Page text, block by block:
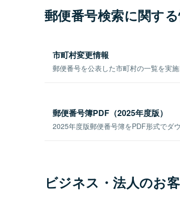
郵便番号検索に関す
市町村変更情報
郵便番号を公表した市町村の一覧を実
郵便番号簿PDF（2025年度版）
2025年度版郵便番号簿をPDF形式でダ
ビジネス・法人のお